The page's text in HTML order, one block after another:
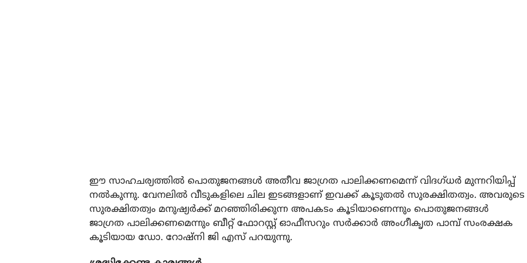
ഈ സാഹചര്യത്തില്‍ പൊതുജനങ്ങള്‍ അതീവ ജാഗ്രത പാലിക്കണമെന്ന് വിദഗ്ധര്‍ മുന്നറിയിപ്പ്
നല്‍കുന്നു. വേനലില്‍ വീടുകളിലെ ചില ഇടങ്ങളാണ് ഇവക്ക് കൂടുതല്‍ സുരക്ഷിതത്വം. അവരുടെ
സുരക്ഷിതത്വം മനുഷ്യര്‍ക്ക് മറഞ്ഞിരിക്കുന്ന അപകടം കൂടിയാണെന്നും പൊതുജനങ്ങള്‍
ജാഗ്രത പാലിക്കണമെന്നും ബീറ്റ് ഫോറസ്റ്റ് ഓഫീസറും സര്‍ക്കാര്‍ അംഗീകൃത പാമ്പ് സംരക്ഷക
കൂടിയായ ഡോ. റോഷ്നി ജി എസ് പറയുന്നു.